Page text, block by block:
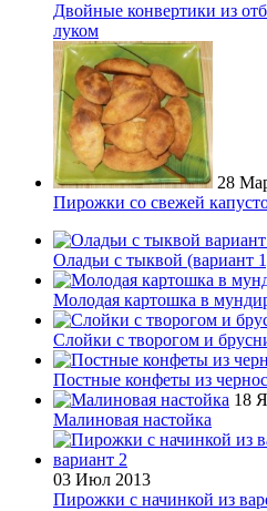
Двойные конвертики из
луком
28
Пирожки со свежей
Оладьи с тыквой (вариант
Молодая картошка в
Слойки с творогом и
Постные конфеты из
18
Малиновая настойка
03 Июл 2013
Пирожки с начинкой из